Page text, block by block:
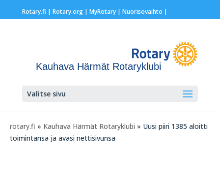
Rotary.fi | Rotary.org| MyRotary | Nuorisovaihto |
Kauhava Härmät Rotaryklubi
Valitse sivu
rotary.fi » Kauhava Härmät Rotaryklubi » Uusi piiri 1385 aloitti
toimintansa ja avasi nettisivunsa